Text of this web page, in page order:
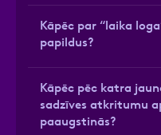
Kāpēc par “laika
papildus?
Kāpēc pēc katra
sadzīves atkritumu
paaugstinās?